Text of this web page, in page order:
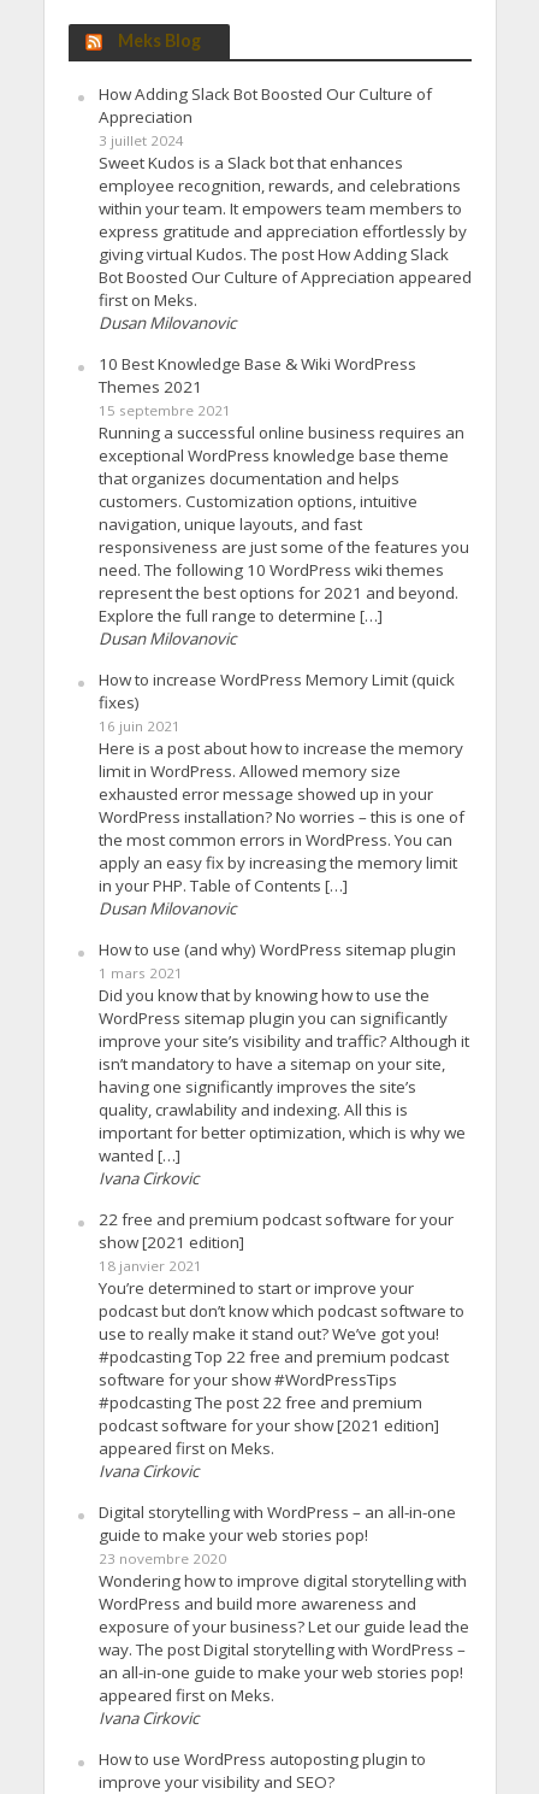
Meks Blog
How Adding Slack Bot Boosted Our Culture of
Appreciation
3 juillet 2024
Sweet Kudos is a Slack bot that enhances
employee recognition, rewards, and celebrations
within your team. It empowers team members to
express gratitude and appreciation effortlessly by
giving virtual Kudos. The post How Adding Slack
Bot Boosted Our Culture of Appreciation appeared
first on Meks.
Dusan Milovanovic
10 Best Knowledge Base & Wiki WordPress
Themes 2021
15 septembre 2021
Running a successful online business requires an
exceptional WordPress knowledge base theme
that organizes documentation and helps
customers. Customization options, intuitive
navigation, unique layouts, and fast
responsiveness are just some of the features you
need. The following 10 WordPress wiki themes
represent the best options for 2021 and beyond.
Explore the full range to determine […]
Dusan Milovanovic
How to increase WordPress Memory Limit (quick
fixes)
16 juin 2021
Here is a post about how to increase the memory
limit in WordPress. Allowed memory size
exhausted error message showed up in your
WordPress installation? No worries – this is one of
the most common errors in WordPress. You can
apply an easy fix by increasing the memory limit
in your PHP. Table of Contents […]
Dusan Milovanovic
How to use (and why) WordPress sitemap plugin
1 mars 2021
Did you know that by knowing how to use the
WordPress sitemap plugin you can significantly
improve your site’s visibility and traffic? Although it
isn’t mandatory to have a sitemap on your site,
having one significantly improves the site’s
quality, crawlability and indexing. All this is
important for better optimization, which is why we
wanted […]
Ivana Cirkovic
22 free and premium podcast software for your
show [2021 edition]
18 janvier 2021
You’re determined to start or improve your
podcast but don’t know which podcast software to
use to really make it stand out? We’ve got you!
#podcasting Top 22 free and premium podcast
software for your show #WordPressTips
#podcasting The post 22 free and premium
podcast software for your show [2021 edition]
appeared first on Meks.
Ivana Cirkovic
Digital storytelling with WordPress – an all-in-one
guide to make your web stories pop!
23 novembre 2020
Wondering how to improve digital storytelling with
WordPress and build more awareness and
exposure of your business? Let our guide lead the
way. The post Digital storytelling with WordPress –
an all-in-one guide to make your web stories pop!
appeared first on Meks.
Ivana Cirkovic
How to use WordPress autoposting plugin to
improve your visibility and SEO?